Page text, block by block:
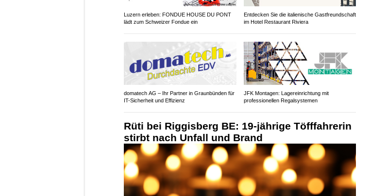
Luzern erleben: FONDUE HOUSE DU PONT
lädt zum Schweizer Fondue ein
Entdecken Sie die italienische Gastfreundschaft
im Hotel Restaurant Riviera
domatech AG – Ihr Partner in Graunbünden für
IT-Sicherheit und Effizienz
JFK Montagen: Lagereinrichtung mit
professionellen Regalsystemen
Rüti bei Riggisberg BE: 19-jährige Töfffahrerin
stirbt nach Unfall und Brand